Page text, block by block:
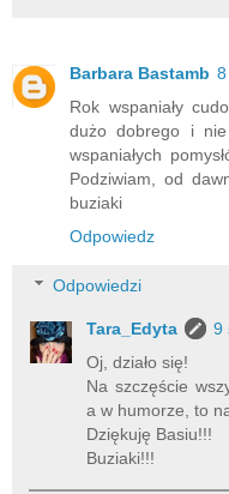
Barbara Bastamb
Rok wspaniały
dużo dobrego i
wspaniałych
Podziwiam, od
buziaki
Odpowiedz
Odpowiedzi
Tara_Edyta
9
Oj, działo się!
Na szczęście
a w humorze, to
Dziękuję Basiu!!!
Buziaki!!!